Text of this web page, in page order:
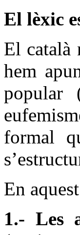
El lèxic
El català
hem
popular
formal
En
1.- Les